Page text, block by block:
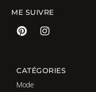
ME SUIVRE
CATÉGORIES
Mode